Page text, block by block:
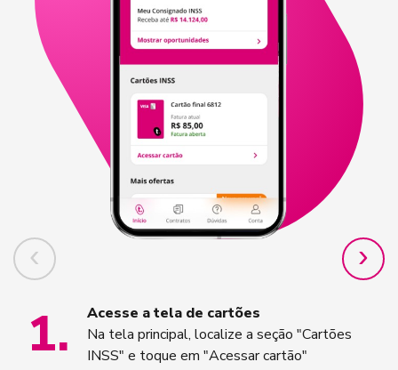
1.
Acesse a tela de cartões
Na tela principal, localize a seção "Cartões
INSS" e toque em "Acessar cartão"